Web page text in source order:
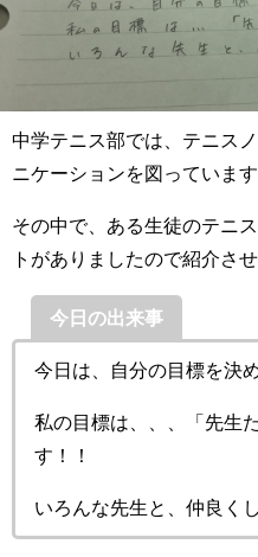
中学テニス部では、テニス
ニケーションを図っています
その中で、ある生徒のテニ
トがありましたので紹介さ
今日の出来事
今日は、自分の目標を決
私の目標は、、、「先生
す！！
いろんな先生と、仲良く